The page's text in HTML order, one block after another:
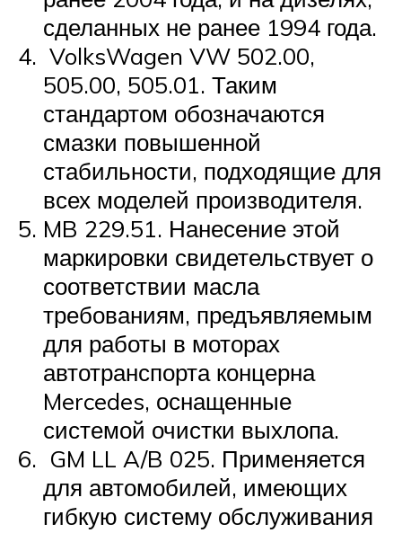
сделанных не ранее 1994 года.
VolksWagen VW 502.00,
505.00, 505.01. Таким
стандартом обозначаются
смазки повышенной
стабильности, подходящие для
всех моделей производителя.
MB 229.51. Нанесение этой
маркировки свидетельствует о
соответствии масла
требованиям, предъявляемым
для работы в моторах
автотранспорта концерна
Mercedes, оснащенные
системой очистки выхлопа.
GM LL A/B 025. Применяется
для автомобилей, имеющих
гибкую систему обслуживания